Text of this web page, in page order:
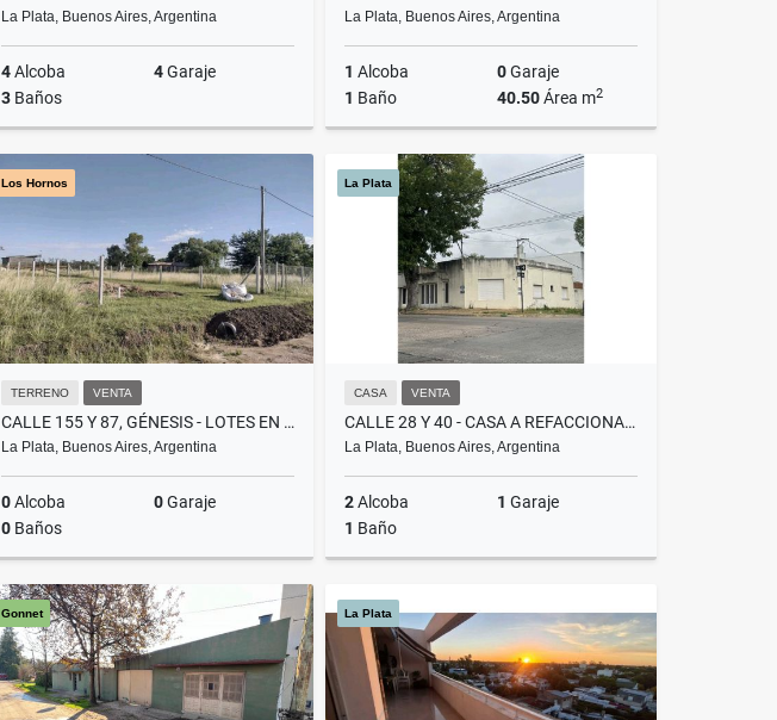
La Plata, Buenos Aires, Argentina
4Alcoba 4Garaje
3 Baños
US$238,000
La Plata, Buenos Aires, Argentina
1 Alcoba 0Garaje
1 Baño 40.50Área m2
Los Hornos
TERRENO VENTA
CALLE 155 Y 87, GÉNESIS - LOTES EN VENTA
La Plata, Buenos Aires, Argentina
0Alcoba 0Garaje
0 Baños
Venta
US$9,100
La Plata
CASA VENTA
CALLE 28 Y 40 - CASA A REFACCIONAR EN VENTA
La Plata, Buenos Aires, Argentina
2Alcoba 1 Garaje
1 Baño
US$87,000
Gonnet La Plata